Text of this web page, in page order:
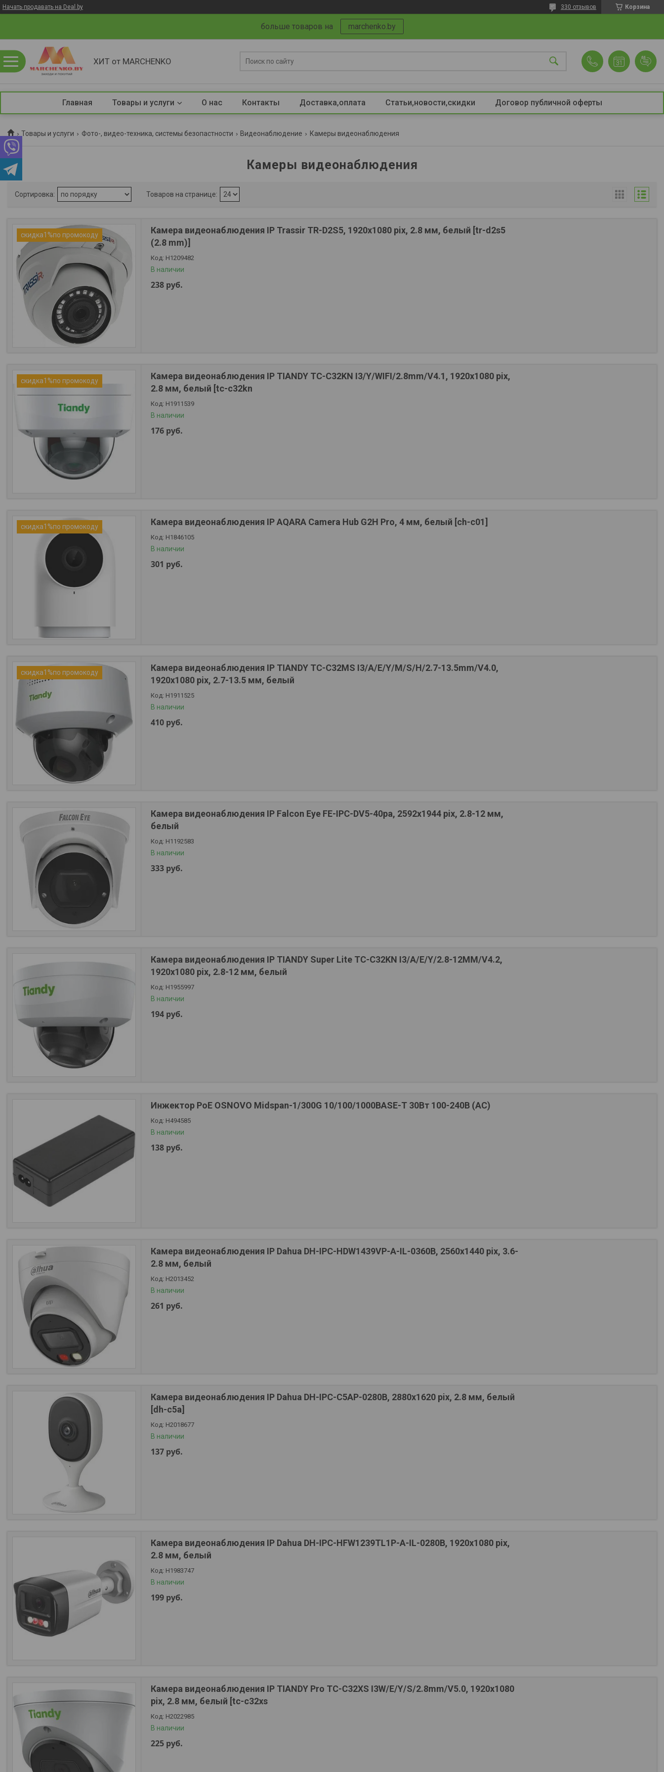
Начать продавать на Deal.by Корзина
330 отзывов
больше товаров на marchenko.by
ХИТ от MARCHENKO
Главная Товары и услуги О нас Контакты Доставка,оплата Статьи,новости,скидки Договор публичной оферты
Товары и услуги Фото-, видео-техника, системы безопастности Видеонаблюдение Камеры видеонаблюдения
Камеры видеонаблюдения
скидка1%по промокоду
Камера видеонаблюдения IP Trassir TR-D2S5, 1920х1080 pix, 2.8 мм, белый [tr-d2s5
(2.8 mm)]
Н1209482
В наличии
238 руб.
скидка1%по промокоду
Камера видеонаблюдения IP TIANDY TC-C32KN I3/Y/WIFI/2.8mm/V4.1, 1920х1080 pix,
2.8 мм, белый [tc-c32kn
Н1911539
В наличии
176 руб.
скидка1%по промокоду Камера видеонаблюдения IP AQARA Camera Hub G2H Pro, 4 мм, белый [ch-c01]
Н1846105
В наличии
301 руб.
скидка1%по промокоду
Камера видеонаблюдения IP TIANDY TC-C32MS I3/A/E/Y/M/S/H/2.7-13.5mm/V4.0,
1920х1080 pix, 2.7-13.5 мм, белый
Н1911525
В наличии
410 руб.
Камера видеонаблюдения IP Falcon Eye FE-IPC-DV5-40pa, 2592х1944 pix, 2.8-12 мм,
белый
Н1192583
В наличии
333 руб.
Камера видеонаблюдения IP TIANDY Super Lite TC-C32KN I3/A/E/Y/2.8-12MM/V4.2,
1920х1080 pix, 2.8-12 мм, белый
Н1955997
В наличии
194 руб.
Инжектор PoE OSNOVO Midspan-1/300G 10/100/1000BASE-T 30Вт 100-240В (АС)
Н494585
В наличии
138 руб.
Камера видеонаблюдения IP Dahua DH-IPC-HDW1439VP-A-IL-0360B, 2560х1440 pix, 3.6-
2.8 мм, белый
Н2013452
В наличии
261 руб.
Камера видеонаблюдения IP Dahua DH-IPC-C5AP-0280B, 2880х1620 pix, 2.8 мм, белый
[dh-c5a]
Н2018677
В наличии
137 руб.
Камера видеонаблюдения IP Dahua DH-IPC-HFW1239TL1P-A-IL-0280B, 1920х1080 pix,
2.8 мм, белый
Н1983747
В наличии
199 руб.
Камера видеонаблюдения IP TIANDY Pro TC-C32XS I3W/E/Y/S/2.8mm/V5.0, 1920х1080
pix, 2.8 мм, белый [tc-c32xs
Н2022985
В наличии
225 руб.